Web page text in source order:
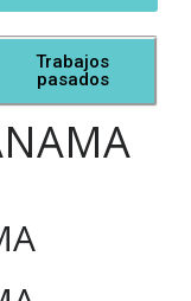
Trabajos
pasados